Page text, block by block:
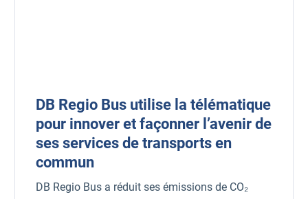
DB Regio Bus utilise la télématique
pour innover et façonner l’avenir de
ses services de transports en
commun
DB Regio Bus a réduit ses émissions de CO₂